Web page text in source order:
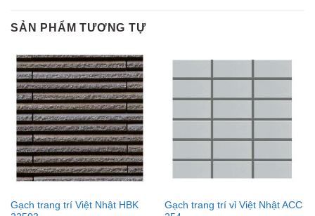
SẢN PHẨM TƯƠNG TỰ
Gạch trang trí Việt Nhật HBK
Gạch trang trí vỉ Việt Nhật ACC